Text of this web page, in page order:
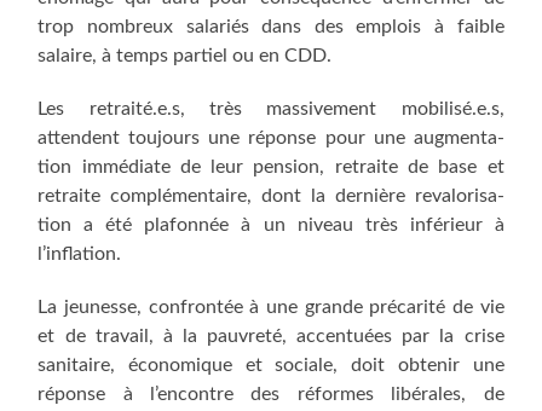
trop nom­breux sala­riés dans des emplois à faible
salaire, à temps par­tiel ou en CDD.
Les retraité.e.s, très mas­si­ve­ment mobilisé.e.s,
attendent tou­jours une réponse pour une aug­men­ta­
tion immé­diate de leur pen­sion, retraite de base et
retraite com­plé­men­taire, dont la der­nière reva­lo­ri­sa­
tion a été pla­fon­née à un niveau très infé­rieur à
l’inflation.
La jeu­nesse, confron­tée à une grande pré­ca­ri­té de vie
et de tra­vail, à la pau­vre­té, accen­tuées par la crise
sani­taire, éco­no­mique et sociale, doit obte­nir une
réponse à l’encontre des réformes libé­rales, de